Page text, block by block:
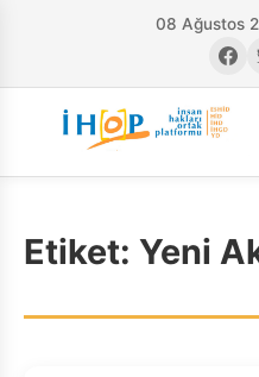
08 Ağustos
Etiket: Yeni